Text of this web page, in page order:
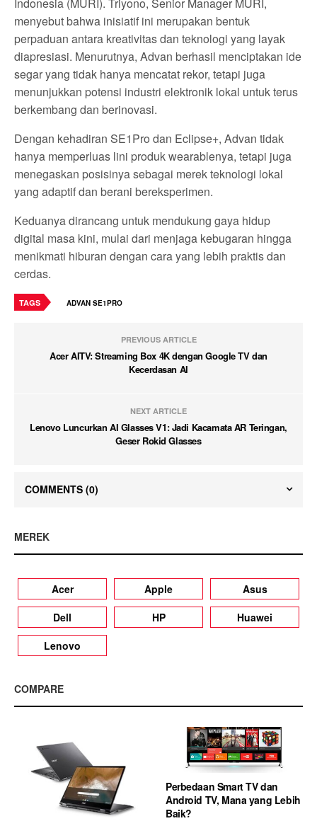
menyebut bahwa inisiatif ini merupakan bentuk
perpaduan antara kreativitas dan teknologi yang layak
diapresiasi. Menurutnya, Advan berhasil menciptakan ide
segar yang tidak hanya mencatat rekor, tetapi juga
menunjukkan potensi industri elektronik lokal untuk terus
berkembang dan berinovasi.
Dengan kehadiran SE1Pro dan Eclipse+, Advan tidak
hanya memperluas lini produk wearablenya, tetapi juga
menegaskan posisinya sebagai merek teknologi lokal
yang adaptif dan berani bereksperimen.
Keduanya dirancang untuk mendukung gaya hidup
digital masa kini, mulai dari menjaga kebugaran hingga
menikmati hiburan dengan cara yang lebih praktis dan
cerdas.
TAGS ADVAN SE1PRO
PREVIOUS ARTICLE
Acer AITV: Streaming Box 4K dengan Google TV dan
Kecerdasan AI
NEXT ARTICLE
Lenovo Luncurkan AI Glasses V1: Jadi Kacamata AR Teringan,
Geser Rokid Glasses
COMMENTS (0)
MEREK
Acer Apple
Asus
Dell
HP
Huawei
Lenovo
COMPARE
Perbedaan Smart TV dan
Android TV, Mana yang Lebih
Baik?